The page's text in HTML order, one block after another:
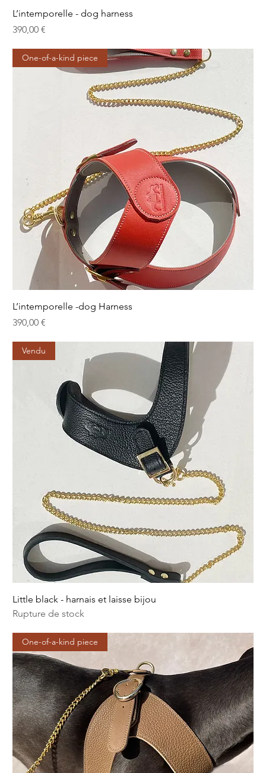
L’intemporelle - dog harness
Prix
390,00 €
One-of-a-kind piece
L’intemporelle -dog Harness
Prix
390,00 €
Vendu
Little black - harnais et laisse bijou
Rupture de stock
One-of-a-kind piece